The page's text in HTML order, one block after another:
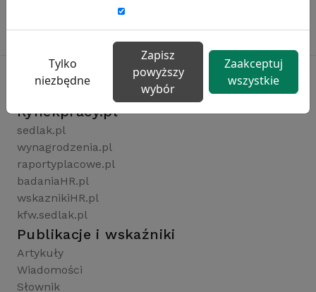
Rynekpracy.pl
sedlak.pl
wynagrodzenia.pl
raportyplacowe.pl
badaniaHR.pl
wskaznikiHR.pl
kfw.sedlak.pl
Publikacje i wskaźniki
Artykuły
Wiadomości
Słownik
Tylko
niezbędne
Zapisz
powyższy
wybór
Zaakceptuj
wszystkie